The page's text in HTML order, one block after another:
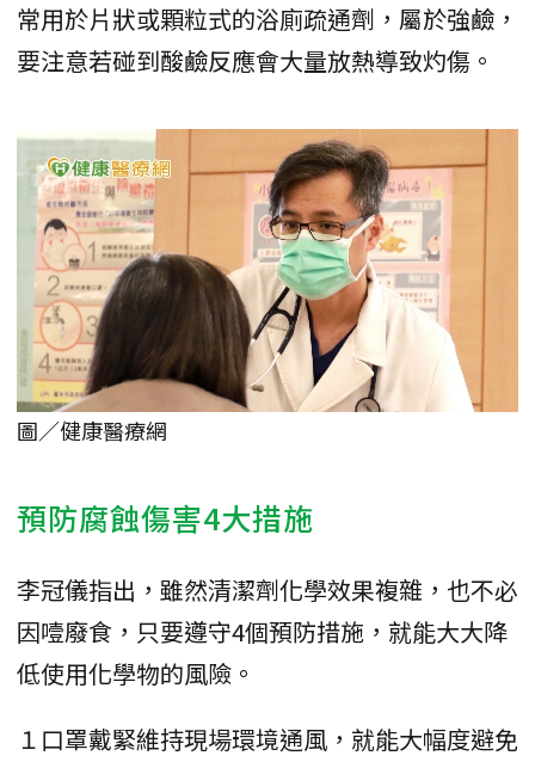
常用於片狀或顆粒式的浴廁疏通劑，屬於強鹼，
要注意若碰到酸鹼反應會大量放熱導致灼傷。
圖／健康醫療網
預防腐蝕傷害4大措施
李冠儀指出，雖然清潔劑化學效果複雜，也不必
因噎廢食，只要遵守4個預防措施，就能大大降
低使用化學物的風險。
１口罩戴緊維持現場環境通風，就能大幅度避免